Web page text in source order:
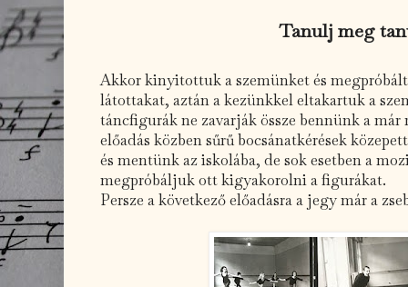
Tanulj meg
Akkor kinyitottuk a szemünket és
látottakat, aztán a kezünkkel eltakartuk a
táncfigurák ne zavarják össze bennünk a
előadás közben sűrű bocsánatkérések
és mentünk az iskolába, de sok esetben a
megpróbáljuk ott kigyakorolni a figurákat.
Persze a következő előadásra a jegy már a